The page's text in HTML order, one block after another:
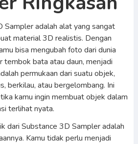
adalah alat yang sangat
material 3D realistis. Dengan
bisa mengubah foto dari dunia
tembok bata atau daun, menjadi
permukaan dari suatu objek,
berkilau, atau bergelombang. Ini
kamu ingin membuat objek dalam
terlihat nyata.
dari Substance 3D Sampler adalah
Kamu tidak perlu menjadi